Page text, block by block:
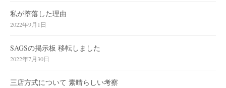
私が堕落した理由
2022年9月1日
SAGSの掲示板 移転しました
2022年7月30日
三店方式について 素晴らしい考察